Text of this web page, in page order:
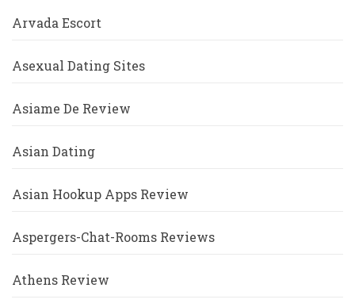
Arvada Escort
Asexual Dating Sites
Asiame De Review
Asian Dating
Asian Hookup Apps Review
Aspergers-Chat-Rooms Reviews
Athens Review